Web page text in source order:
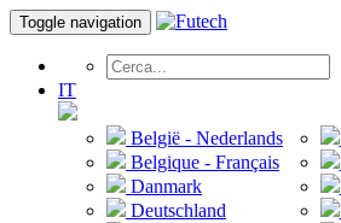
Toggle navigation
IT
België - Nederlands
Belgique - Français
Danmark
Deutschland